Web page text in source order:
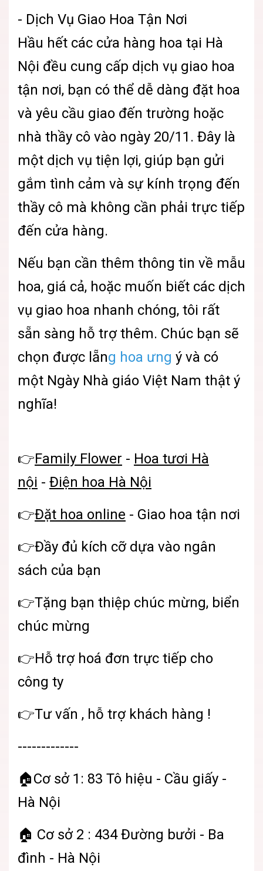
- Dịch Vụ Giao Hoa Tận Nơi
Hầu hết các cửa hàng hoa tại Hà
Nội đều cung cấp dịch vụ giao hoa
tận nơi, bạn có thể dễ dàng đặt hoa
và yêu cầu giao đến trường hoặc
nhà thầy cô vào ngày 20/11. Đây là
một dịch vụ tiện lợi, giúp bạn gửi
gắm tình cảm và sự kính trọng đến
thầy cô mà không cần phải trực tiếp
đến cửa hàng.
Nếu bạn cần thêm thông tin về mẫu
hoa, giá cả, hoặc muốn biết các dịch
vụ giao hoa nhanh chóng, tôi rất
sẵn sàng hỗ trợ thêm. Chúc bạn sẽ
chọn được lẵng hoa ưng ý và có
một Ngày Nhà giáo Việt Nam thật ý
nghĩa!
👉Family Flower - Hoa tươi Hà
nội - Điện hoa Hà Nội
👉Đặt hoa online - Giao hoa tận nơi
👉Đầy đủ kích cỡ dựa vào ngân
sách của bạn
👉Tặng bạn thiệp chúc mừng, biển
chúc mừng
👉Hỗ trợ hoá đơn trực tiếp cho
công ty
👉Tư vấn , hỗ trợ khách hàng !
-------------
🏠Cơ sở 1: 83 Tô hiệu - Cầu giấy -
Hà Nội
🏠 Cơ sở 2 : 434 Đường bưởi - Ba
đình - Hà Nội